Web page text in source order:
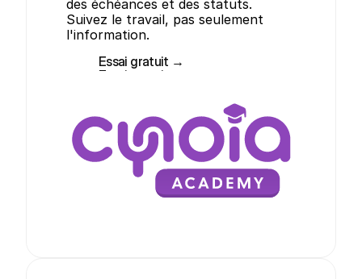
des échéances et des statuts.
Suivez le travail, pas seulement
l'information.
Essai gratuit →
Essai gratuit →